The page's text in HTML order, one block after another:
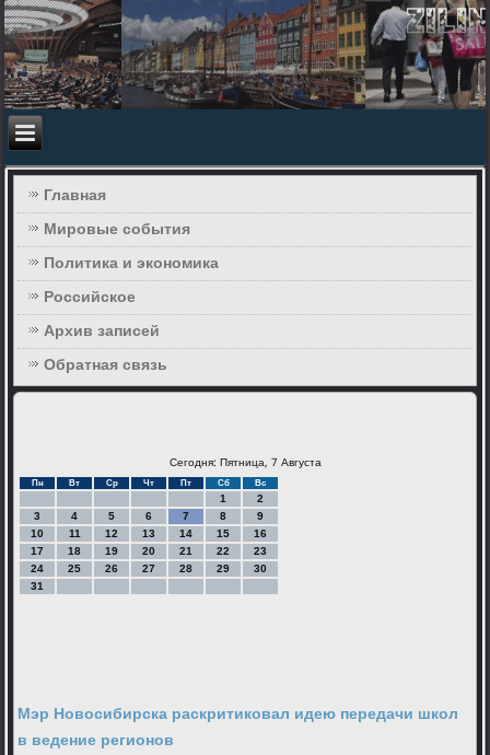
Главная
Мировые события
Политика и экономика
Российское
Архив записей
Обратная связь
Сегодня: Пятница, 7 Августа
Пн Вт Ср Чт Пт Сб Вс
1
2
3
4 5 6 7 8
9
10
11 12 13 14 15
16
17
18 19 20 21 22
23
24
25 26 27 28 29
30
31
Мэр Новосибирска раскритиковал идею передачи школ
в ведение регионов